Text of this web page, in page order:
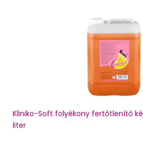
Kliniko-Soft folyékony fertőtlenítő
liter